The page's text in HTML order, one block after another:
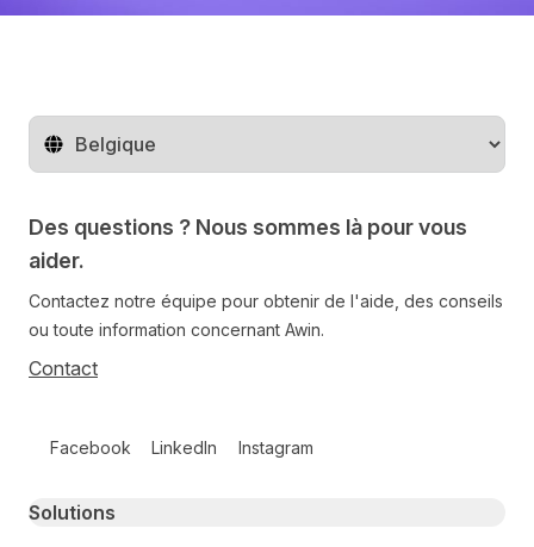
Changer de pays
Des questions ? Nous sommes là pour vous
aider.
Contactez notre équipe pour obtenir de l'aide, des conseils
ou toute information concernant Awin.
Contact
Facebook LinkedIn Instagram
Primary footer navigation
Solutions